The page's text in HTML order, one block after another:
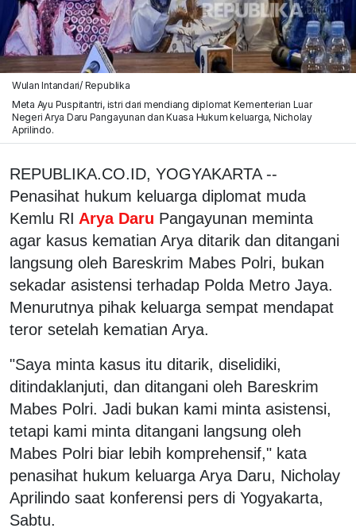
Wulan Intandari/ Republika
Meta Ayu Puspitantri, istri dari mendiang diplomat Kementerian Luar
Negeri Arya Daru Pangayunan dan Kuasa Hukum keluarga, Nicholay
Aprilindo.
REPUBLIKA.CO.ID, YOGYAKARTA --
Penasihat hukum keluarga diplomat muda
Kemlu RI Arya Daru Pangayunan meminta
agar kasus kematian Arya ditarik dan ditangani
langsung oleh Bareskrim Mabes Polri, bukan
sekadar asistensi terhadap Polda Metro Jaya.
Menurutnya pihak keluarga sempat mendapat
teror setelah kematian Arya.
"Saya minta kasus itu ditarik, diselidiki,
ditindaklanjuti, dan ditangani oleh Bareskrim
Mabes Polri. Jadi bukan kami minta asistensi,
tetapi kami minta ditangani langsung oleh
Mabes Polri biar lebih komprehensif," kata
penasihat hukum keluarga Arya Daru, Nicholay
Aprilindo saat konferensi pers di Yogyakarta,
Sabtu.